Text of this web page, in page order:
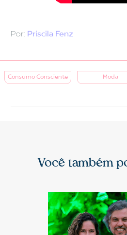
Priscila Fenz
Por:
Consumo Consciente Moda
Você também